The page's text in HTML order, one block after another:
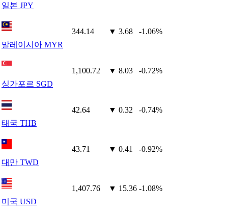
일본 JPY
말레이시아 MYR
344.14 ▼ 3.68 -1.06%
싱가포르 SGD
1,100.72 ▼ 8.03 -0.72%
태국 THB
42.64 ▼ 0.32 -0.74%
대만 TWD
43.71 ▼ 0.41 -0.92%
미국 USD
1,407.76 ▼ 15.36 -1.08%